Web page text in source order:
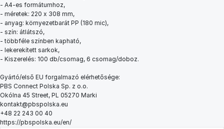
- A4-es formátumhoz,
- méretek: 220 x 308 mm,
- anyag: környezetbarát PP (180 mic),
- szín: átlátszó,
- többféle színben kapható,
- lekerekített sarkok,
- Kiszerelés: 100 db/csomag, 6 csomag/doboz.
Gyártó/első EU forgalmazó elérhetősége:
PBS Connect Polska Sp. z o.o.
Okólna 45 Street, PL 05270 Marki
kontakt@pbspolska.eu
+48 22 243 00 40
https://pbspolska.eu/en/